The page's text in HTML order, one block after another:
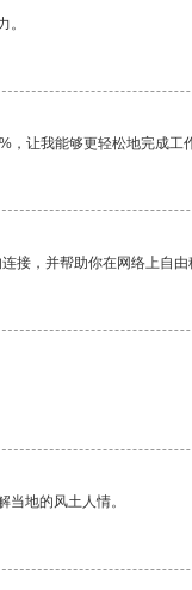
。
让我能够更轻松地完成工
接，并帮助你在网络上自由
地的风土人情。